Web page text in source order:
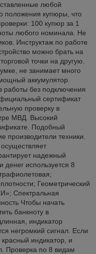
любой
положения купюры, что
100 купюр за 1
любого номинала. Не
Инструктаж по работе
можно брать на
точки на другую.
не занимает много
аккумулятор.
работы без подключения
сертификат
проверку в
МВД. Высокий
Подобный
производители техники.
осуществляет
надежный
денег используется 8
Геометрический
Спектральная
Чтобы начать
банкноту в
индикатор
негромкий сигнал. Если
индикатор, и
Проверка по 8 видам